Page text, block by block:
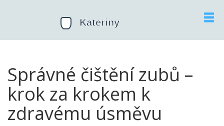
Správné čištění zubů –
krok za krokem k
zdravému úsměvu